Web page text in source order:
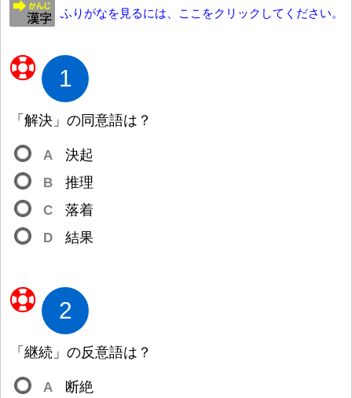
ふりがなを見るには、ここをクリックしてください。
1
「 解決 」の同 意語は ？
A 決起
B
推理
C
落着
D
結果
2
「 継続 」の反意語は ？
A 断絶